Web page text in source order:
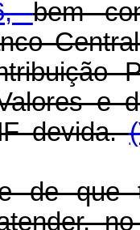
bem
e
devida.
de